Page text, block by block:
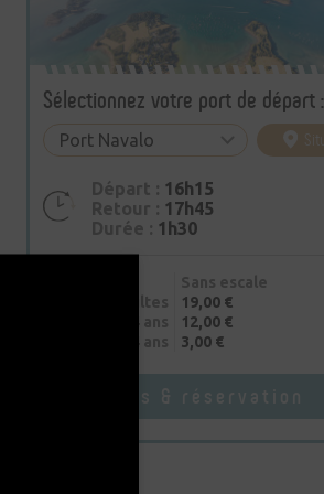
Sélectionnez votre port de départ :
Départ : 16h15
Retour : 17h45
Durée : 1h30
Adultes
4-14 ans
- 4 ans
Sans escale
19,00 €
12,00 €
3,00 €